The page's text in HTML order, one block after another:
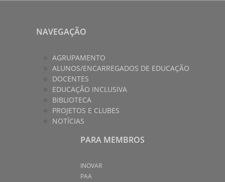
NAVEGAÇÃO
AGRUPAMENTO
ALUNOS/ENCARREGADOS DE EDUCAÇÃO
DOCENTES
EDUCAÇÃO INCLUSIVA
BIBLIOTECA
PROJETOS E CLUBES
NOTÍCIAS
PARA MEMBROS
INOVAR
PAA